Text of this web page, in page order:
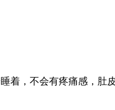
，不会有疼痛感，肚